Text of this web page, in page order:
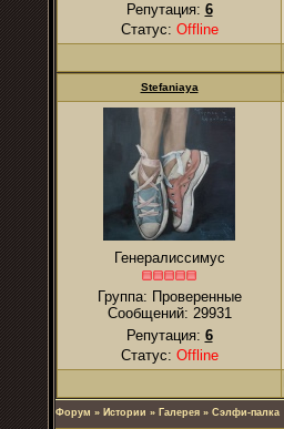
Репутация: 6
Статус: Offline
Stefaniaya
Генералиссимус
Группа: Проверенные
Сообщений: 29931
Репутация: 6
Статус: Offline
Форум » Истории » Галерея » Сэлфи-палка